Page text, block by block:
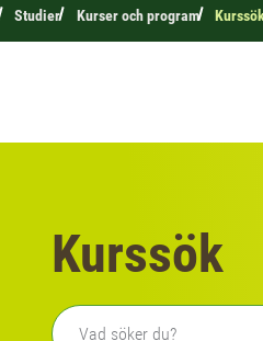
Studier Kurser och program
Kurssök
Fritext sökning